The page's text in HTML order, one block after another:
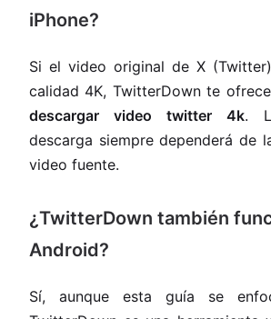
iPhone?
Si el video original de X
calidad 4K, TwitterDown te
descargar video twitter 4k.
descarga siempre dependerá de
video fuente.
¿TwitterDown también
Android?
Sí, aunque esta guía se